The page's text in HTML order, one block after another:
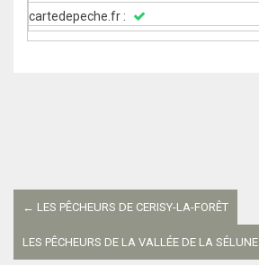
entre
les
← LES PÊCHEURS DE CERISY-LA-FORÊT
LES PÊCHEURS DE LA VALLÉE DE LA SÉLUNE